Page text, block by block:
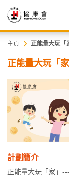
協
康
會
主頁 正能量大玩「
正能量大玩「
計劃簡介
正能量大玩「家」